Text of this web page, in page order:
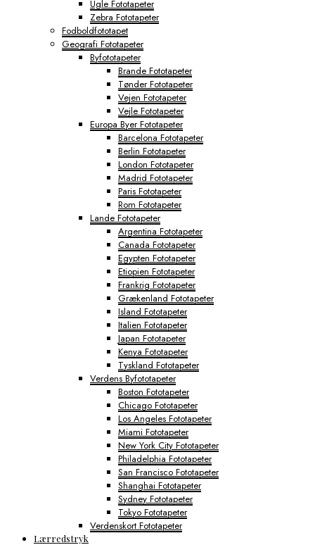
Ugle Fototapeter
Zebra Fototapeter
Fodboldfototapet
Geografi Fototapeter
Byfototapeter
Brande Fototapeter
Tønder Fototapeter
Vejen Fototapeter
Vejle Fototapeter
Europa Byer Fototapeter
Barcelona Fototapeter
Berlin Fototapeter
London Fototapeter
Madrid Fototapeter
Paris Fototapeter
Rom Fototapeter
Lande Fototapeter
Argentina Fototapeter
Canada Fototapeter
Egypten Fototapeter
Etiopien Fototapeter
Frankrig Fototapeter
Grækenland Fototapeter
Island Fototapeter
Italien Fototapeter
Japan Fototapeter
Kenya Fototapeter
Tyskland Fototapeter
Verdens Byfototapeter
Boston Fototapeter
Chicago Fototapeter
Los Angeles Fototapeter
Miami Fototapeter
New York City Fototapeter
Philadelphia Fototapeter
San Francisco Fototapeter
Shanghai Fototapeter
Sydney Fototapeter
Tokyo Fototapeter
Verdenskort Fototapeter
Lærredstryk